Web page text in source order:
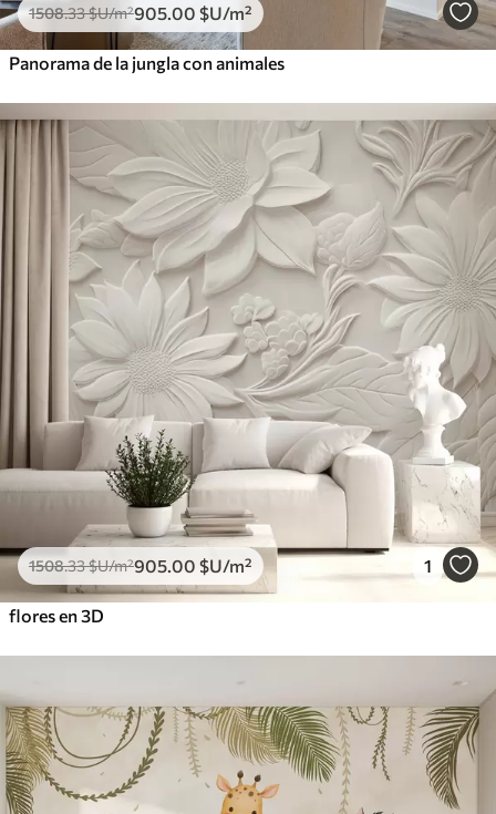
1508.33$U/m²905 .00 $U/m²
Panorama de la jungla con animales
1508.33$U/m²905 .00 $U/m² 1
flores en 3D